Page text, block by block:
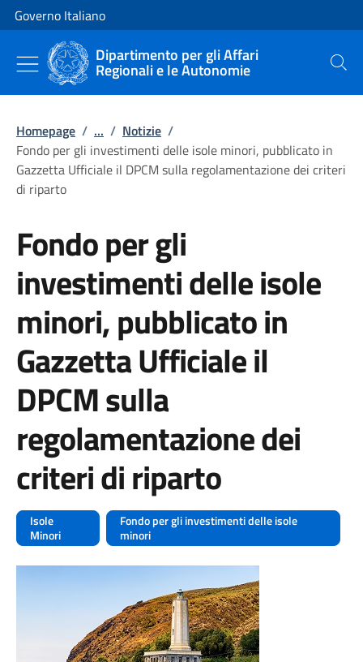
Vai al contenuto
Vai alla navigazione del sito
Governo Italiano
Dipartimento per gli Affari
Regionali e le Autonomie Cerca
Homepage / ... / Notizie /
Fondo per gli investimenti delle isole minori, pubblicato in
Gazzetta Ufficiale il DPCM sulla regolamentazione dei criteri
di riparto
Fondo per gli
investimenti delle isole
minori, pubblicato in
Gazzetta Ufficiale il
DPCM sulla
regolamentazione dei
criteri di riparto
Isole
Minori
Fondo per gli investimenti delle isole
minori